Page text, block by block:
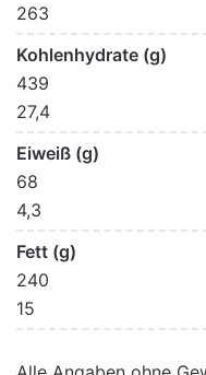
263
Kohlenhydrate (g)
439
27,4
Eiweiß (g)
68
4,3
Fett (g)
240
15